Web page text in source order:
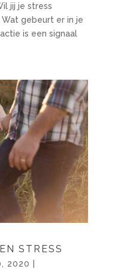
jij je stress
gebeurt er in je
is een signaal
STRESS
2020 |